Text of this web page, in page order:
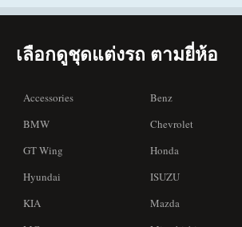
เลือกดูชุดแต่งรถ ตามยี่ห้อ
Accessories
Benz
BMW
Chevrolet
GT Wing
Honda
Hyundai
ISUZU
KIA
Mazda